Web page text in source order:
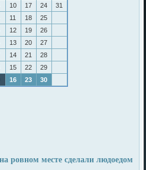
10 17 24
31
11 18
25
12 19
26
13 20
27
14 21
28
15 22
29
16 23 30
ровном месте сделали людоедом